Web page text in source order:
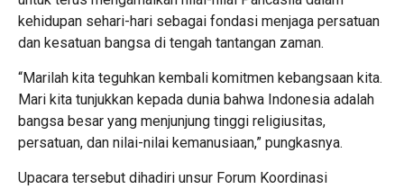
kehidupan sehari-hari sebagai fondasi menjaga persatuan
dan kesatuan bangsa di tengah tantangan zaman.
“Marilah kita teguhkan kembali komitmen kebangsaan kita.
Mari kita tunjukkan kepada dunia bahwa Indonesia adalah
bangsa besar yang menjunjung tinggi religiusitas,
persatuan, dan nilai-nilai kemanusiaan,” pungkasnya.
Upacara tersebut dihadiri unsur Forum Koordinasi